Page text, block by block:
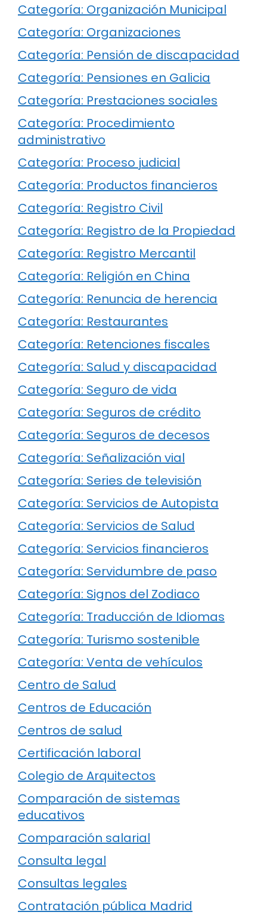
Categoría: Organización Municipal
Categoría: Organizaciones
Categoría: Pensión de discapacidad
Categoría: Pensiones en Galicia
Categoría: Prestaciones sociales
Categoría: Procedimiento
administrativo
Categoría: Proceso judicial
Categoría: Productos financieros
Categoría: Registro Civil
Categoría: Registro de la Propiedad
Categoría: Registro Mercantil
Categoría: Religión en China
Categoría: Renuncia de herencia
Categoría: Restaurantes
Categoría: Retenciones fiscales
Categoría: Salud y discapacidad
Categoría: Seguro de vida
Categoría: Seguros de crédito
Categoría: Seguros de decesos
Categoría: Señalización vial
Categoría: Series de televisión
Categoría: Servicios de Autopista
Categoría: Servicios de Salud
Categoría: Servicios financieros
Categoría: Servidumbre de paso
Categoría: Signos del Zodiaco
Categoría: Traducción de Idiomas
Categoría: Turismo sostenible
Categoría: Venta de vehículos
Centro de Salud
Centros de Educación
Centros de salud
Certificación laboral
Colegio de Arquitectos
Comparación de sistemas
educativos
Comparación salarial
Consulta legal
Consultas legales
Contratación pública Madrid